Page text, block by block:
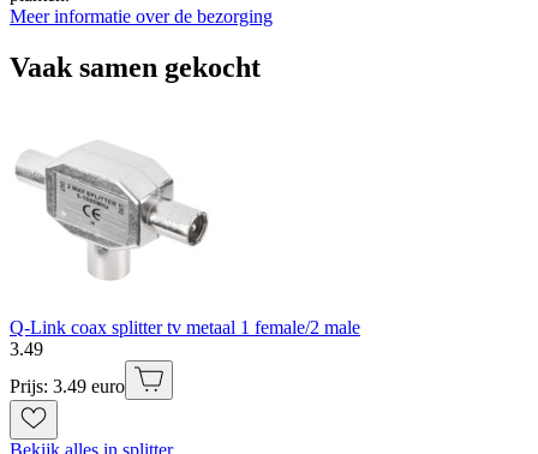
Meer informatie over de bezorging
Vaak samen gekocht
Q-Link coax splitter tv metaal 1 female/2 male
3.49
Prijs: 3.49 euro
Bekijk alles in splitter